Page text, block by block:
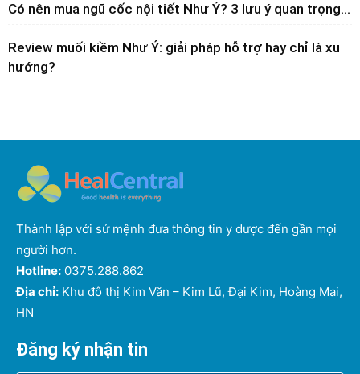
Có nên mua ngũ cốc nội tiết Như Ý? 3 lưu ý quan trọng...
Review muối kiềm Như Ý: giải pháp hỗ trợ hay chỉ là xu
hướng?
Thành lập với sứ mệnh đưa thông tin y dược đến gần mọi
người hơn.
Hotline: 0375.288.862
Địa chỉ: Khu đô thị Kim Văn – Kim Lũ, Đại Kim, Hoàng Mai,
HN
Đăng ký nhận tin